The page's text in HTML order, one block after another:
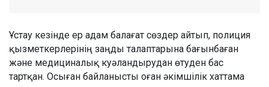
Ұстау кезінде ер адам балағат сөздер айтып, полиция
қызметкерлерінің заңды талаптарына бағынбаған
және медициналық куәландырудан өтуден бас
тартқан. Осыған байланысты оған әкімшілік хаттама